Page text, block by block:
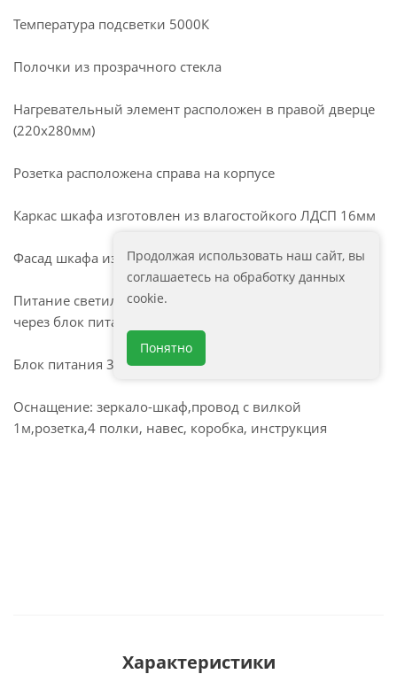
Температура подсветки 5000К
Полочки из прозрачного стекла
Нагревательный элемент расположен в правой дверце
(220x280мм)
Розетка расположена справа на корпусе
Каркас шкафа изготовлен из влагостойкого ЛДСП 16мм
Фасад шкафа изготовлен из влагостойкого пластика
Питание светильника осуществляется от сети 220В
через блок питания постоянного напряжения
Блок питания 36W, 12V герм. IP67
Оснащение: зеркало-шкаф,провод с вилкой
1м,розетка,4 полки, навес, коробка, инструкция
Характеристики
Продолжая использовать наш сайт, вы
соглашаетесь на обработку данных
cookie.
Понятно